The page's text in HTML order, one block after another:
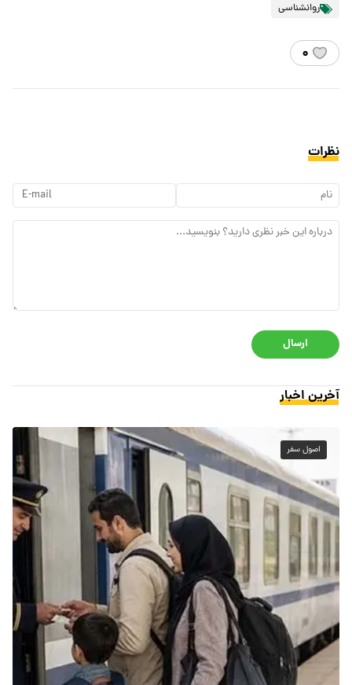
روانشناسی
۰
نظرات
ارسال
آخرین اخبار
اصول سفر